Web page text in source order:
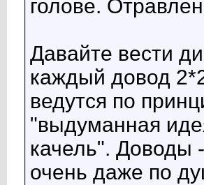
голове.
Давайте вести
каждый довод
ведутся по
"выдуманная
качель". Доводы
очень даже по